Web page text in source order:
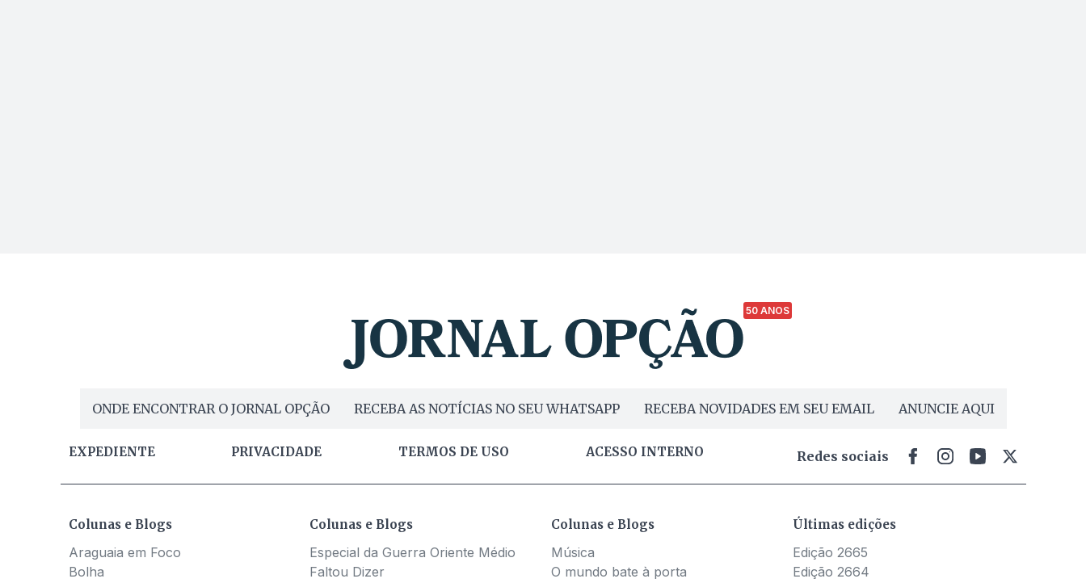
50 ANOS
ONDE ENCONTRAR O JORNAL OPÇÃO RECEBA AS NOTÍCIAS NO SEU WHATSAPP RECEBA NOVIDADES EM SEU EMAIL ANUNCIE AQUI
EXPEDIENTE PRIVACIDADE TERMOS DE USO ACESSO INTERNO Redes sociais
Colunas e Blogs
Araguaia em Foco
Bolha
Colunas e Blogs
Especial da Guerra Oriente Médio
Faltou Dizer
Colunas e Blogs
Música
O mundo bate à porta
Últimas edições
Edição 2665
Edição 2664